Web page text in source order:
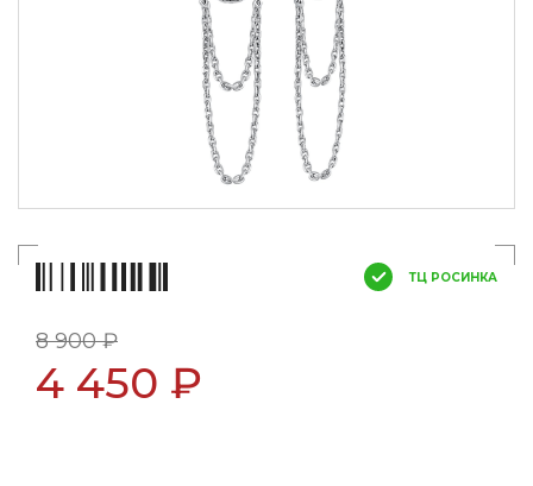
ТЦ РОСИНКА
8 900 ₽
4 450 ₽